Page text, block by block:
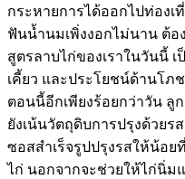
กระหายการได้ออกไปท่อง
ฟันน้ำนมเพิ่งงอกไม่นาน ต้อ
สูตรลาบไก่ของเราในวันนี้
เคี้ยว และประโยชน์ด้านโ
ตอนนี้อีกเพียงร้อยกว่าวัน
ยังเน้นวัตถุดิบการปรุงด้วย
ซอสสำเร็จรูปปรุงรสให้น้อ
ไก่ นอกจากจะช่วยให้ไก่นิ่ม